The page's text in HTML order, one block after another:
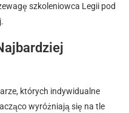
szkoleniowca Legii pod
których indywidualne
wyróżniają się na tle